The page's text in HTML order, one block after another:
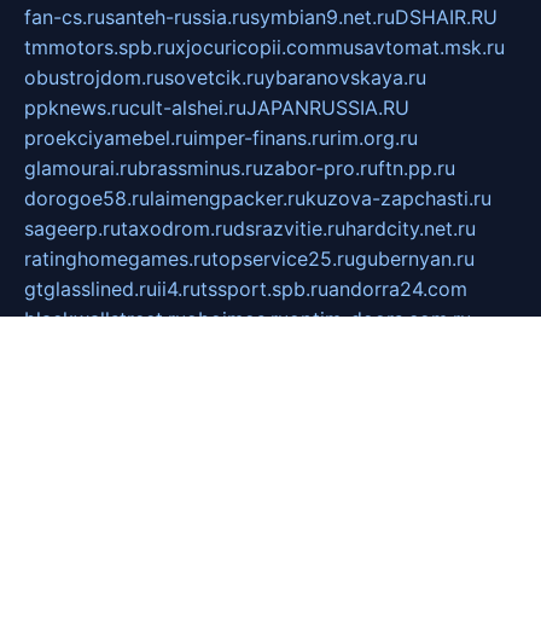
fan-cs.rusanteh-russia.rusymbian9.net.ruDSHAIR.RU
tmmotors.spb.ruxjocuricopii.commusavtomat.msk.ru
obustrojdom.rusovetcik.ruybaranovskaya.ru
ppknews.rucult-alshei.ruJAPANRUSSIA.RU
proekciyamebel.ruimper-finans.rurim.org.ru
glamourai.rubrassminus.ruzabor-pro.ruftn.pp.ru
dorogoe58.rulaimengpacker.rukuzova-zapchasti.ru
sageerp.rutaxodrom.rudsrazvitie.ruhardcity.net.ru
ratinghomegames.rutopservice25.rugubernyan.ru
gtglasslined.ruii4.rutssport.spb.ruandorra24.com
blackwallstreet.ruoboimos.ruoptim-doors.com.ru